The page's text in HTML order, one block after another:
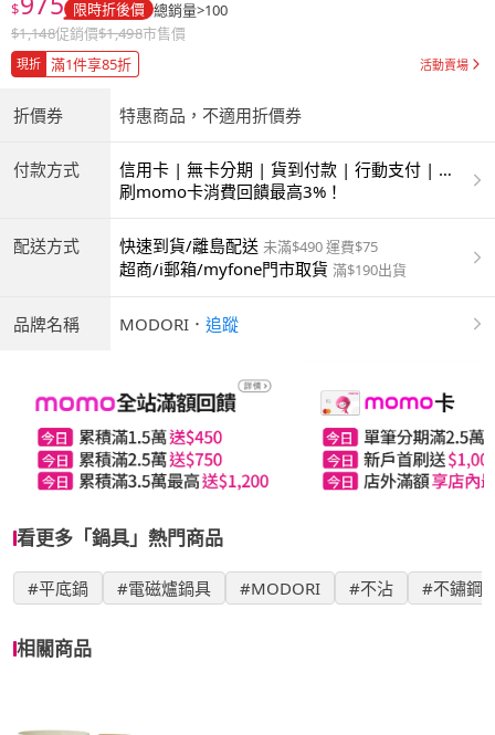
$ 限時折後價 總銷量>100
$1,148促銷價$1,498市售價
現折 滿1件享85折 活動賣場
折價券 特惠商品，不適用折價券
付款方式
信用卡 | 無卡分期 | 貨到付款 | 行動支付 | 超
商付款 | ATM | 銀聯卡
刷momo卡消費回饋最高3%！
配送方式 快速到貨/離島配送 未滿$490 運費$75
超商/i郵箱/myfone門市取貨 滿$190出貨
品牌名稱 MODORI ． 追蹤
看更多「鍋具」熱門商品
#平底鍋 #電磁爐鍋具 #MODORI #不沾 #不鏽鋼
相關商品